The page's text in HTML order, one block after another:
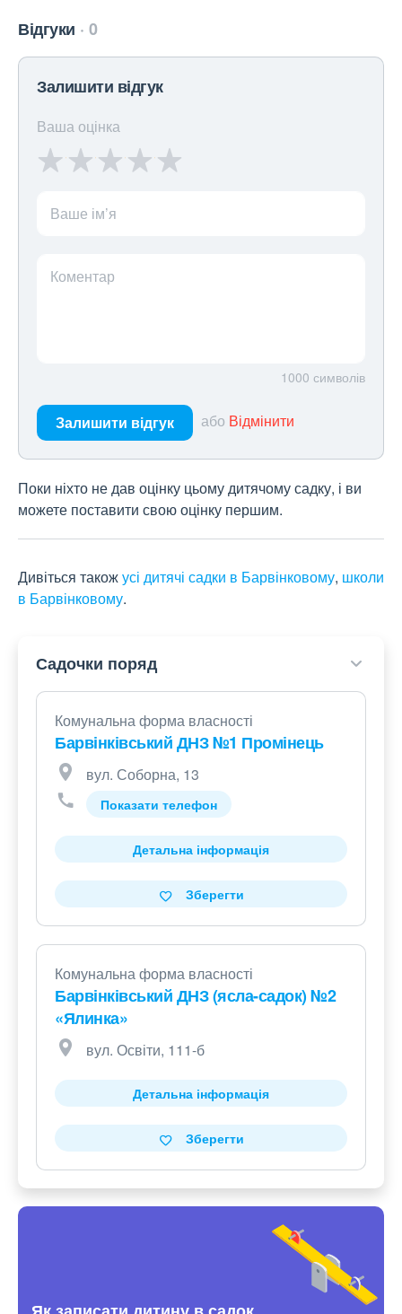
Відгуки 0
Залишити відгук
Ваша оцінка
Ваше ім’я
Коментар
1000 символів
Залишити відгук або Відмінити
Поки ніхто не дав оцінку цьому дитячому садку, і ви
можете поставити свою оцінку першим.
Дивіться такожусі дитячі садки в Барвінковому, школи
в Барвінковому.
Садочки поряд
Комунальна форма власності
Барвінківський ДНЗ №1 Промінець
вул. Соборна, 13
Показати телефон
Детальна інформація
Зберегти
Комунальна форма власності
Барвінківський ДНЗ (ясла-садок) №2
«Ялинка»
вул. Освіти, 111-б
Детальна інформація
Зберегти